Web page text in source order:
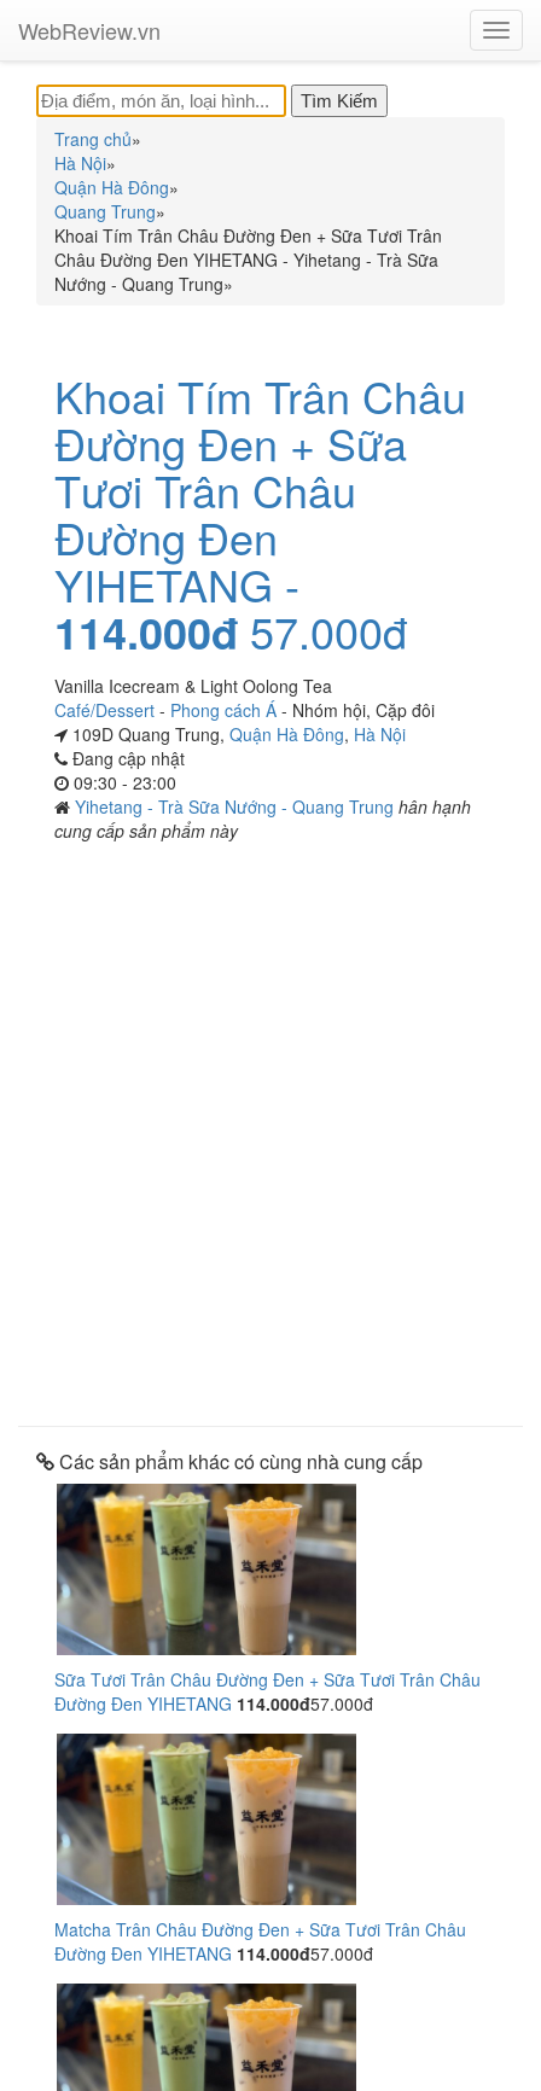
WebReview.vn
Trang chủ»
Hà Nội»
Quận Hà Đông»
Quang Trung»
Khoai Tím Trân Châu Đường Đen + Sữa Tươi Trân
Châu Đường Đen YIHETANG - Yihetang - Trà Sữa
Nướng - Quang Trung»
Khoai Tím Trân Châu
Đường Đen + Sữa
Tươi Trân Châu
Đường Đen
YIHETANG -
114.000đ 57.000đ
Vanilla Icecream & Light Oolong Tea
Café/Dessert - Phong cách Á - Nhóm hội, Cặp đôi
109D Quang Trung, Quận Hà Đông, Hà Nội
Đang cập nhật
09:30 - 23:00
Yihetang - Trà Sữa Nướng - Quang Trung hân hạnh
cung cấp sản phẩm này
Các sản phẩm khác có cùng nhà cung cấp
Sữa Tươi Trân Châu Đường Đen + Sữa Tươi Trân Châu
Đường Đen YIHETANG 114.000đ57.000đ
Matcha Trân Châu Đường Đen + Sữa Tươi Trân Châu
Đường Đen YIHETANG 114.000đ57.000đ